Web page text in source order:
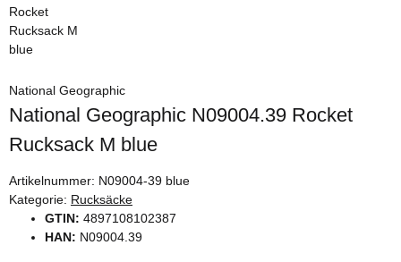
National Geographic
National Geographic N09004.39 Rocket
Rucksack M blue
Artikelnummer: N09004-39 blue
Kategorie: Rucksäcke
GTIN: 4897108102387
HAN: N09004.39